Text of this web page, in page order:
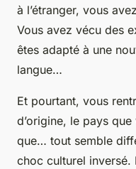
à l’étranger, vous
Vous avez vécu des
êtes adapté à une
langue…
Et pourtant, vous
d’origine, le pays
que… tout semble
choc culturel inversé.